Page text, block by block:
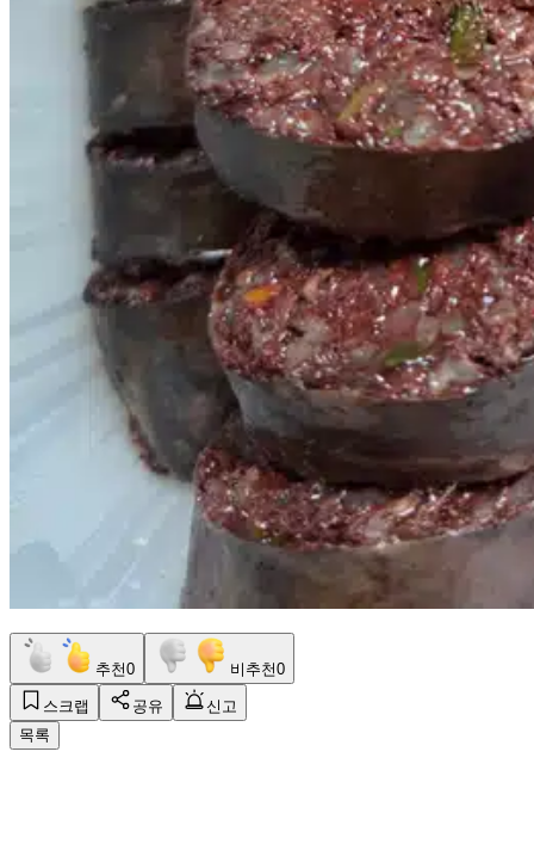
추천0 비추천0
스크랩 공유
신고
목록